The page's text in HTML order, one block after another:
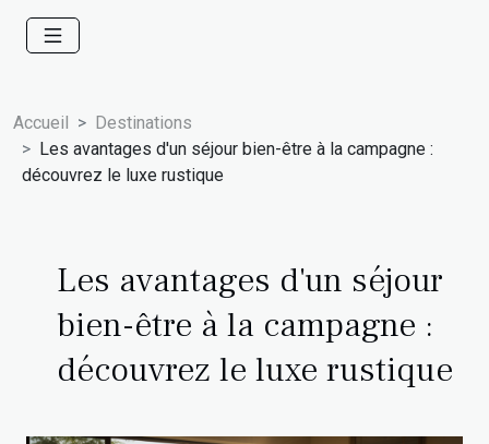
Accueil
Destinations
Les avantages d'un séjour bien-être à la campagne :
découvrez le luxe rustique
Les avantages d'un séjour
bien-être à la campagne :
découvrez le luxe rustique